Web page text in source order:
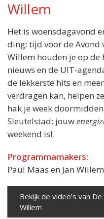
Willem
Het is woensdagavond
ding: tijd voor de Avond
Willem houden je op de
nieuws en de UIT-
de lekkerste hits en
verdragen kan, helpen
hak je week
Sleutelstad: jouw
weekend is!
Programmamakers:
Paul Maas en Jan
Bekijk de video's van
Willem